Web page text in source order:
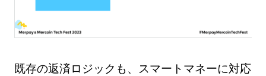
既存の返済ロジックも、スマートマネーに対応